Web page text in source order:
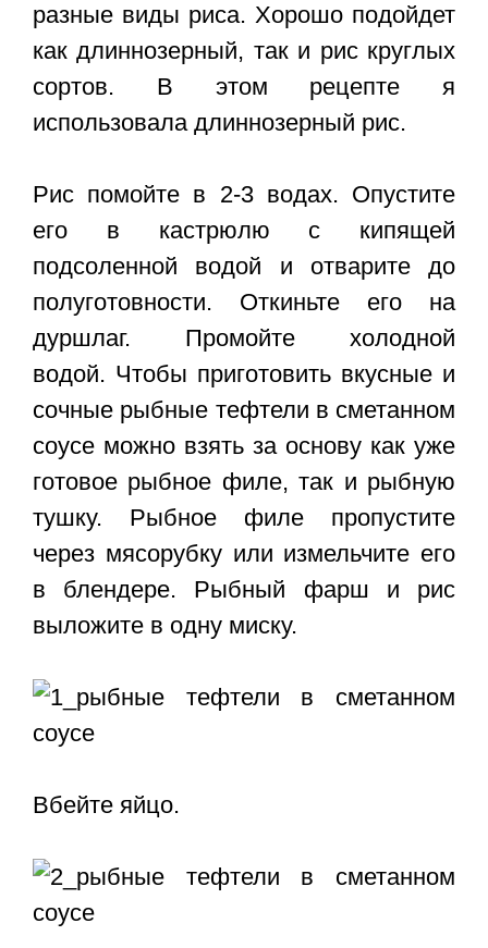
разные виды риса. Хорошо подойдет
как длиннозерный, так и рис круглых
сортов. В этом рецепте я
использовала длиннозерный рис.
Рис помойте в 2-3 водах. Опустите
его в кастрюлю с кипящей
подсоленной водой и отварите до
полуготовности. Откиньте его на
дуршлаг. Промойте холодной
водой. Чтобы приготовить вкусные и
сочные рыбные тефтели в сметанном
соусе можно взять за основу как уже
готовое рыбное филе, так и рыбную
тушку. Рыбное филе пропустите
через мясорубку или измельчите его
в блендере. Рыбный фарш и рис
выложите в одну миску.
Вбейте яйцо.